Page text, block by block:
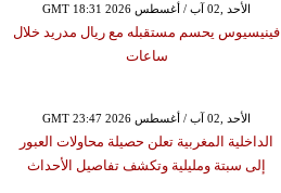
GMT 18:31 2026 الأحد ,02 آب / أغسطس
فينيسيوس يحسم مستقبله مع ريال مدريد خلال
ساعات
GMT 23:47 2026 الأحد ,02 آب / أغسطس
الداخلية المغربية تعلن حصيلة محاولات العبور
إلى سبتة ومليلية وتكشف تفاصيل الأحداث